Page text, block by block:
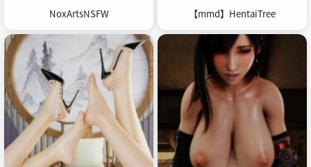
NoxArtsNSFW 【mmd】HentaiTree